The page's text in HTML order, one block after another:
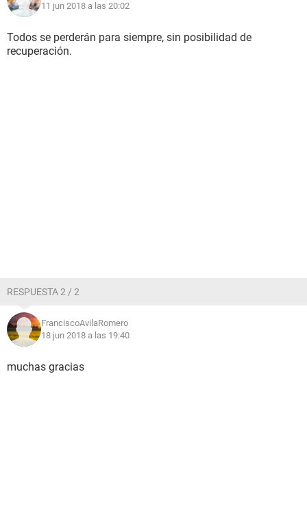
11 jun 2018 a las 20:02
Todos se perderán para siempre, sin posibilidad de
recuperación.
RESPUESTA 2 / 2
FranciscoAvilaRomero
18 jun 2018 a las 19:40
muchas gracias